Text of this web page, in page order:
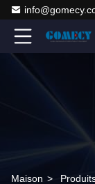
Maison >